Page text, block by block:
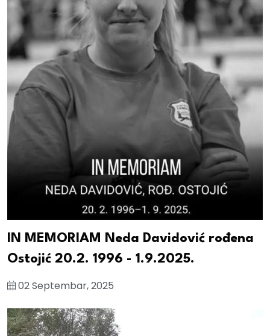
IN MEMORIAM Neda Davidović rođena
Ostojić 20.2. 1996 - 1.9.2025.
02 Septembar, 2025